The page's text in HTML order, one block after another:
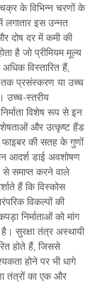
के विभिन्न चरणों के
लगातार इस उन्नत
दोष दर में कमी की
है जो प्रीमियम मूल्य
विस्तारित हैं,
तक प्रसंस्करण या उच्च
उच्च-स्तरीय
विशेष रूप से इन
और उत्कृष्ट हैंड
फाइबर की सतह के गुणों
आदर्श डाई अवशोषण
समाप्त करने वाले
हैं कि विस्कोस
विकल्पों की
निर्माताओं को मांग
सुरक्षा तंत्र अस्थायी
होते हैं, जिससे
होने पर भी धागे
तंत्रों का एक और